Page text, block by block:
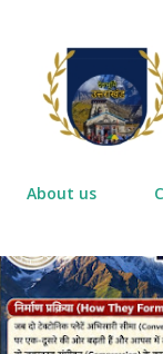
About us